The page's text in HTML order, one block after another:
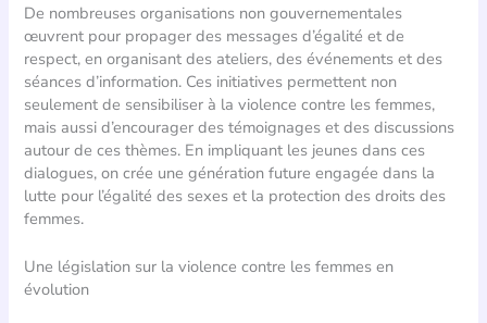
De nombreuses organisations non gouvernementales
œuvrent pour propager des messages d’égalité et de
respect, en organisant des ateliers, des événements et des
séances d’information. Ces initiatives permettent non
seulement de sensibiliser à la violence contre les femmes,
mais aussi d’encourager des témoignages et des discussions
autour de ces thèmes. En impliquant les jeunes dans ces
dialogues, on crée une génération future engagée dans la
lutte pour l’égalité des sexes et la protection des droits des
femmes.
Une législation sur la violence contre les femmes en
évolution